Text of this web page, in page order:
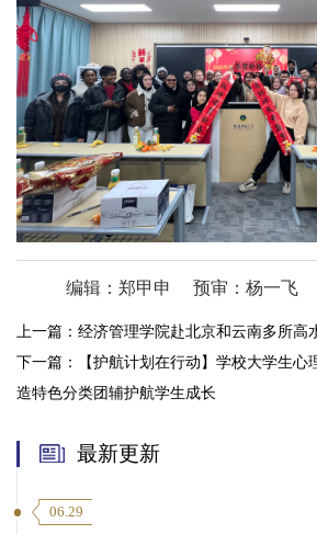
编辑：郑甲申 预审：杨一飞
上一篇： 经济管理学院赴北京和云南多所高
下一篇：
【护航计划在行动】学校大学生
造特色分类团辅护航学生成长
最新更新
06.29